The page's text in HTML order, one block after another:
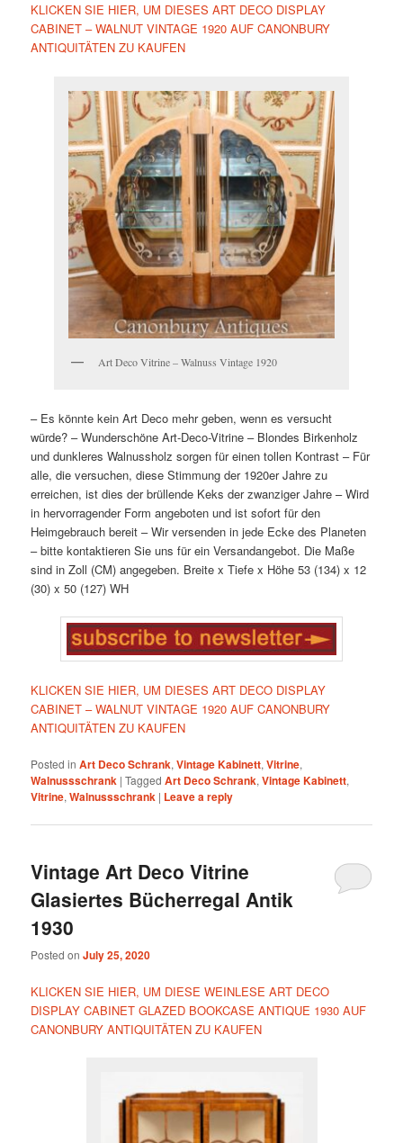
KLICKEN SIE HIER, UM DIESES ART DECO DISPLAY
CABINET – WALNUT VINTAGE 1920 AUF CANONBURY
ANTIQUITÄTEN ZU KAUFEN
Art Deco Vitrine – Walnuss Vintage 1920
– Es könnte kein Art Deco mehr geben, wenn es versucht
würde? – Wunderschöne Art-Deco-Vitrine – Blondes Birkenholz
und dunkleres Walnussholz sorgen für einen tollen Kontrast – Für
alle, die versuchen, diese Stimmung der 1920er Jahre zu
erreichen, ist dies der brüllende Keks der zwanziger Jahre – Wird
in hervorragender Form angeboten und ist sofort für den
Heimgebrauch bereit – Wir versenden in jede Ecke des Planeten
– bitte kontaktieren Sie uns für ein Versandangebot. Die Maße
sind in Zoll (CM) angegeben. Breite x Tiefe x Höhe 53 (134) x 12
(30) x 50 (127) WH
KLICKEN SIE HIER, UM DIESES ART DECO DISPLAY
CABINET – WALNUT VINTAGE 1920 AUF CANONBURY
ANTIQUITÄTEN ZU KAUFEN
Posted in Art Deco Schrank,Vintage Kabinett,Vitrine,
Walnussschrank |Tagged Art Deco Schrank,Vintage Kabinett,
Vitrine,Walnussschrank | Leave a reply
Vintage Art Deco Vitrine
Glasiertes Bücherregal Antik
1930
Posted onJuly 25, 2020
KLICKEN SIE HIER, UM DIESE WEINLESE ART DECO
DISPLAY CABINET GLAZED BOOKCASE ANTIQUE 1930 AUF
CANONBURY ANTIQUITÄTEN ZU KAUFEN